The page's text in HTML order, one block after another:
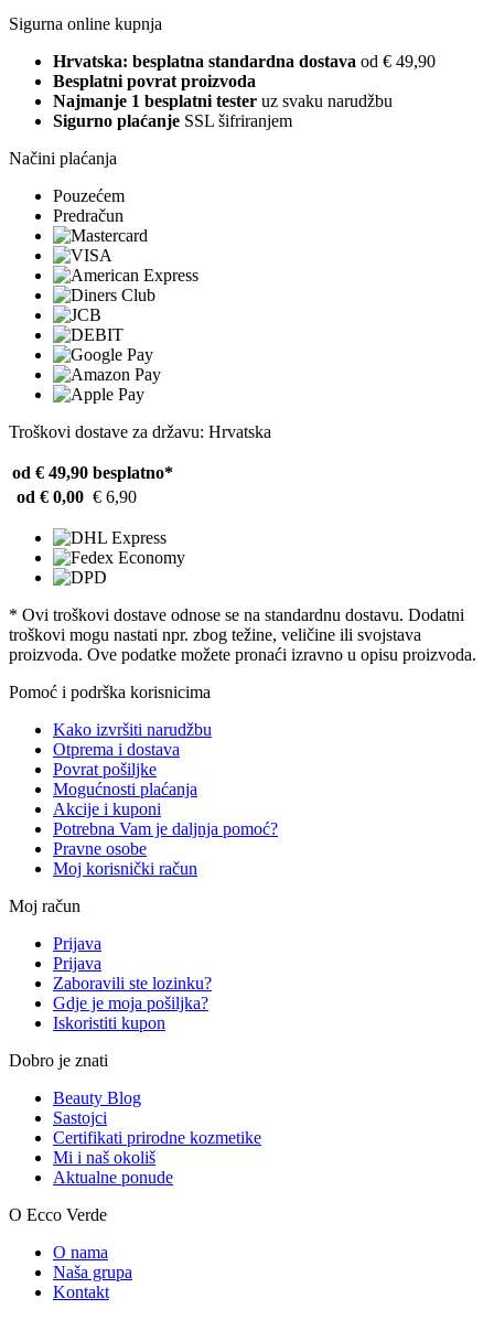
Sigurna online kupnja
Hrvatska: besplatna standardna dostava od € 49,90
Besplatni povrat proizvoda
Najmanje 1 besplatni tester uz svaku narudžbu
Sigurno plaćanje SSL šifriranjem
Načini plaćanja
Pouzećem
Predračun
Troškovi dostave za državu: Hrvatska
od € 49,90 besplatno*
od € 0,00 € 6,90
* Ovi troškovi dostave odnose se na standardnu ​​dostavu. Dodatni
troškovi mogu nastati npr. zbog težine, veličine ili svojstava
proizvoda. Ove podatke možete pronaći izravno u opisu proizvoda.
Pomoć i podrška korisnicima
Kako izvršiti narudžbu
Otprema i dostava
Povrat pošiljke
Mogućnosti plaćanja
Akcije i kuponi
Potrebna Vam je daljnja pomoć?
Pravne osobe
Moj korisnički račun
Moj račun
Prijava
Prijava
Zaboravili ste lozinku?
Gdje je moja pošiljka?
Iskoristiti kupon
Dobro je znati
Beauty Blog
Sastojci
Certifikati prirodne kozmetike
Mi i naš okoliš
Aktualne ponude
O Ecco Verde
O nama
Naša grupa
Kontakt